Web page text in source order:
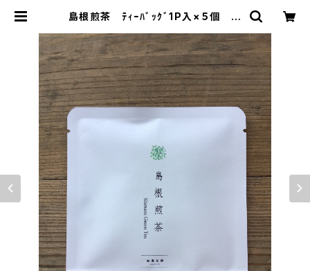
島根煎茶 ﾃｨｰﾊﾞｯｸﾞ1P入×５個
り 島根ギフト プレゼント 島根の
お土産に 煎茶 緑茶 日本茶 テ
ィータイム 島根産 | 加島茶舗